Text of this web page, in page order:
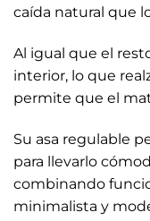
caída natural que
Al igual que el
interior, lo que
permite que el
Su asa regulable
para llevarlo
combinando
minimalista y